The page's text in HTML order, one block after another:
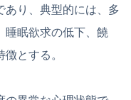
あり、典型的には、多
睡眠欲求の低下、饒
とする。